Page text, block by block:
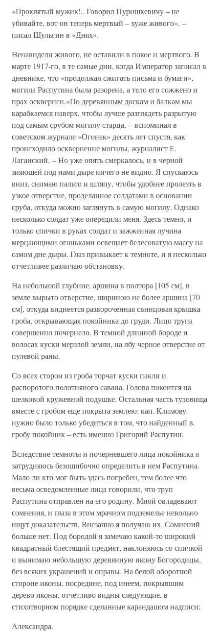
«Проклятый мужик!.. Говорил Пуришкевичу – не
убивайте, вот он теперь мертвый – хуже живого», –
писал Шульгин в «Днях».
Ненавидели живого, не оставили в покое и мертвого. В
марте 1917-го, в те самые дни, когда Император записал в
дневнике, что «продолжал сжигать письма и бумаги»,
могила Распутина была разорена, а тело его сожжено и
прах осквернен.«По деревянным доскам и балкам мы
карабкаемся наверх, чтобы лучше разглядеть разрытую
под самым срубом могилу старца, – вспоминал в
советском журнале «Огонек» десять лет спустя, как
происходило осквернение могилы, журналист Е.
Лаганский. – Но уже опять смеркалось, и в черной
зияющей под нами дыре ничего не видно. Я спускаюсь
вниз, снимаю пальто и шляпу, чтобы удобнее пролезть в
узкое отверстие, проделанное солдатами в основании
сруба, откуда можно заглянуть в самую могилу. Однако
несколько солдат уже опередили меня. Здесь темно, и
только спички в руках солдат и зажженная лучина
мерцающими огоньками освещает белесоватую массу на
самом дне дыры. Глаз привыкает к темноте, и я несколько
отчетливее различаю обстановку.
На небольшой глубине, аршина в полтора [105 см], в
земле вырыто отверстие, шириною не более аршина [70
см], откуда виднеется развороченная свинцовая крышка
гроба, открывающая покойника до груди. Лицо трупа
совершенно почернело. В темной длинной бороде и
волосах куски мерзлой земли, на лбу черное отверстие от
пулевой раны.
Со всех сторон из гроба торчат куски пакли и
распоротого полотняного савана. Голова покоится на
шелковой кружевной подушке. Остальная часть туловища
вместе с гробом еще покрыта землею: кап. Климову
нужно было только убедиться в том, что найденный в.
гробу покойник – есть именно Григорий Распутин.
Вследствие темноты и почерневшего лица покойника я
затрудняюсь безошибочно определить в нем Распутина.
Мало ли кто мог быть здесь погребен, тем более что
весьма осведомленные лица говорили, что труп
Распутина отправлен на его родину. Мной овладевают
сомнения, и глаза в этом мрачном подземелье невольно
ищут доказательств. Внезапно я получаю их. Сомнений
больше нет. Под бородой я замечаю какой-то широкий
квадратный блестящий предмет, наклоняюсь со спичкой
и вынимаю небольшую деревянную икону Богородицы,
без всяких украшений и оправы. На белой оборотной
стороне иконы, посредине, под инеем, покрывшим
дерево иконы, отчетливо видны следующие, в
стихотворном порядке сделанные карандашом надписи:
Александра.